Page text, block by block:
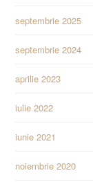
septembrie 2025
septembrie 2024
aprilie 2023
iulie 2022
iunie 2021
noiembrie 2020